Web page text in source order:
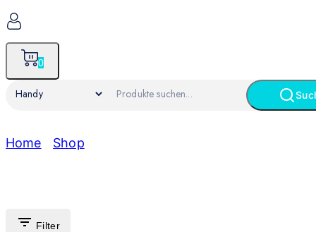
0
Home Shop
Filter